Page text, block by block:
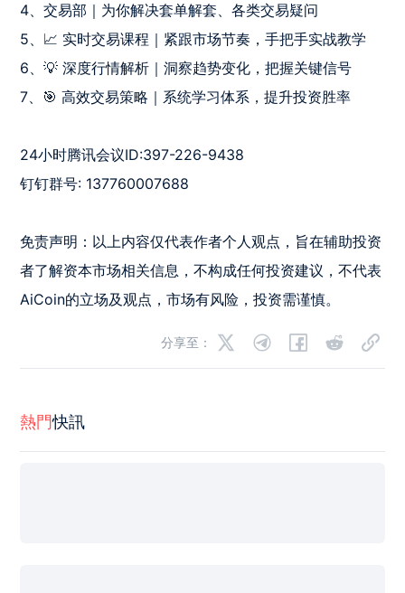
4、交易部｜为你解决套单解套、各类交易疑问
5、📈 实时交易课程｜紧跟市场节奏，手把手实战教学
6、💡 深度行情解析｜洞察趋势变化，把握关键信号
7、🎯 高效交易策略｜系统学习体系，提升投资胜率
24小时腾讯会议ID:397-226-9438
钉钉群号: 137760007688
免责声明：以上内容仅代表作者个人观点，旨在辅助投资
者了解资本市场相关信息，不构成任何投资建议，不代表
AiCoin的立场及观点，市场有风险，投资需谨慎。
分享至：
熱門快訊